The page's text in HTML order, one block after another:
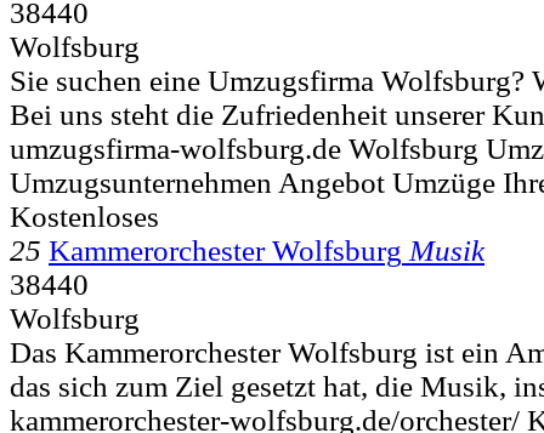
38440
Wolfsburg
Sie suchen eine Umzugsfirma Wolfsburg?
Bei uns steht die Zufriedenheit unserer
umzugsfirma-wolfsburg.de Wolfsburg
Umzugsunternehmen Angebot Umzüge
Kostenloses
25 Kammerorchester Wolfsburg Musik
38440
Wolfsburg
Das Kammerorchester Wolfsburg ist ein
das sich zum Ziel gesetzt hat, die Musik,
kammerorchester-wolfsburg.de/orchester/